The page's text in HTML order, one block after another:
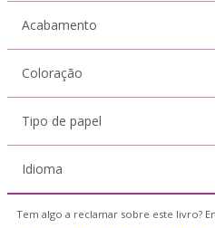
Acabamento
Coloração
Tipo de papel
Idioma
Tem algo a reclamar sobre este livro?